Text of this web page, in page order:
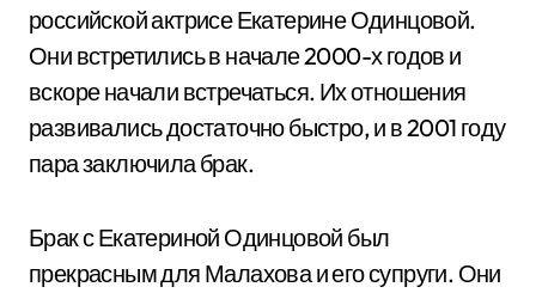
российской актрисе Екатерине Одинцовой.
Они встретились в начале 2000-х годов и
вскоре начали встречаться. Их отношения
развивались достаточно быстро, и в 2001 году
пара заключила брак.
Брак с Екатериной Одинцовой был
прекрасным для Малахова и его супруги. Они